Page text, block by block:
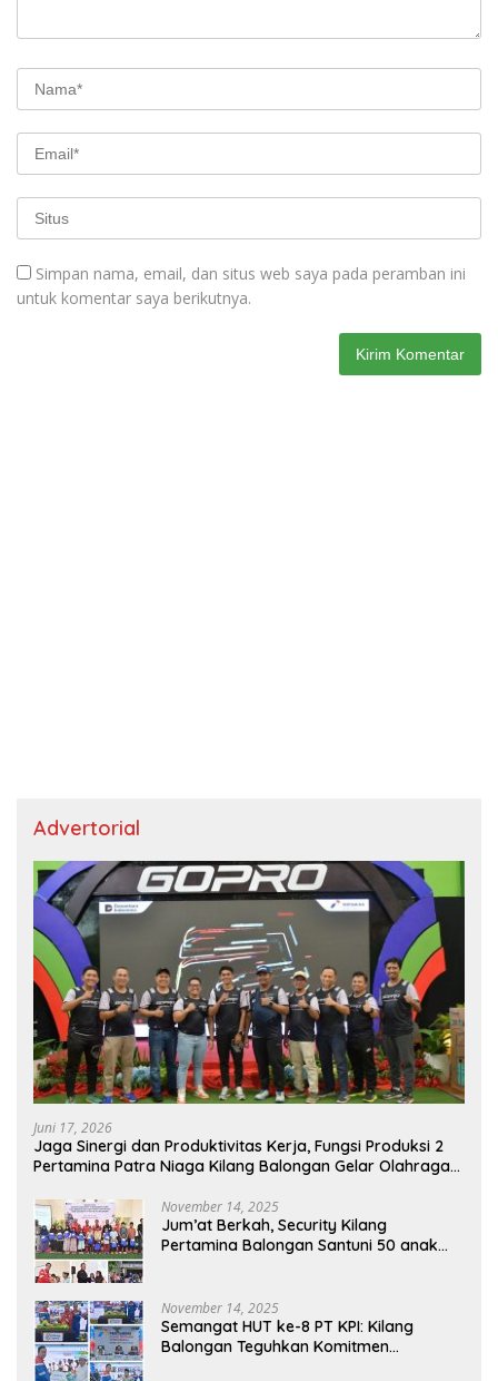
Simpan nama, email, dan situs web saya pada peramban ini
untuk komentar saya berikutnya.
Advertorial
Juni 17, 2026
Jaga Sinergi dan Produktivitas Kerja, Fungsi Produksi 2
Pertamina Patra Niaga Kilang Balongan Gelar Olahraga
November 14, 2025
Jum’at Berkah, Security Kilang
Pertamina Balongan Santuni 50 anak
November 14, 2025
Semangat HUT ke-8 PT KPI: Kilang
Balongan Teguhkan Komitmen